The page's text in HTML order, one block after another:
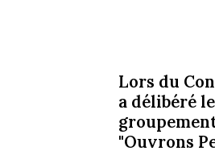
Lors du
a délibéré
"Ouvrons